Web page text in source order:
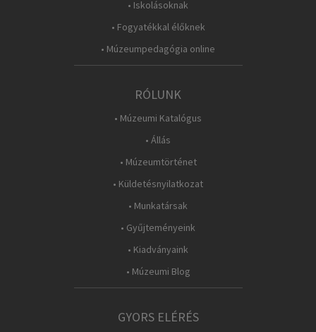
• Iskolásoknak
• Fogyatékkal élőknek
• Múzeumpedagógia online
RÓLUNK
• Múzeumi Katalógus
• Állás
• Múzeumtörténet
• Küldetésnyilatkozat
• Munkatársak
• Gyűjteményeink
• Kiadványaink
• Múzeumi Blog
GYORS ELÉRÉS